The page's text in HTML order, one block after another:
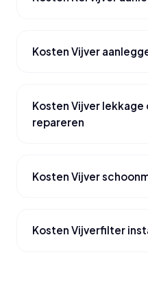
Kosten Vijver
Kosten Vijver lekkage
repareren
Kosten Vijver
Kosten Vijverfilter